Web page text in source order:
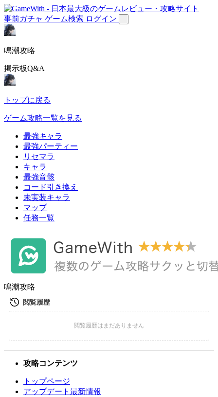
事前ガチャ ゲーム検索 ログイン
鳴潮攻略
掲示板Q&A
トップに戻る
ゲーム攻略一覧を見る
最強キャラ
最強パーティー
リセマラ
キャラ
最強音骸
コード引き換え
未実装キャラ
マップ
任務一覧
鳴潮攻略
攻略コンテンツ
トップページ
アップデート最新情報